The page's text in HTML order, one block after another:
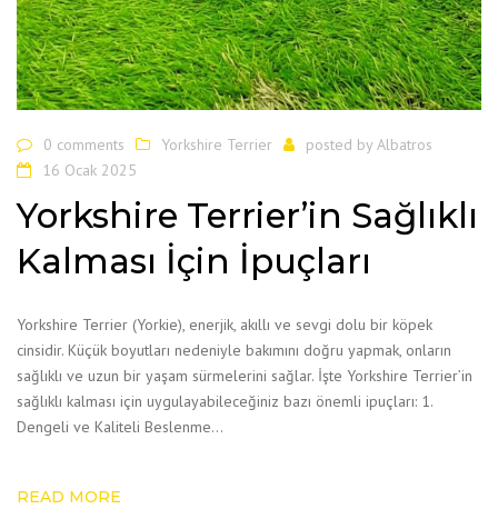
0 comments Yorkshire Terrier posted by Albatros
16 Ocak 2025
Yorkshire Terrier’in Sağlıklı
Kalması İçin İpuçları
Yorkshire Terrier (Yorkie), enerjik, akıllı ve sevgi dolu bir köpek
cinsidir. Küçük boyutları nedeniyle bakımını doğru yapmak, onların
sağlıklı ve uzun bir yaşam sürmelerini sağlar. İşte Yorkshire Terrier’in
sağlıklı kalması için uygulayabileceğiniz bazı önemli ipuçları: 1.
Dengeli ve Kaliteli Beslenme…
READ MORE